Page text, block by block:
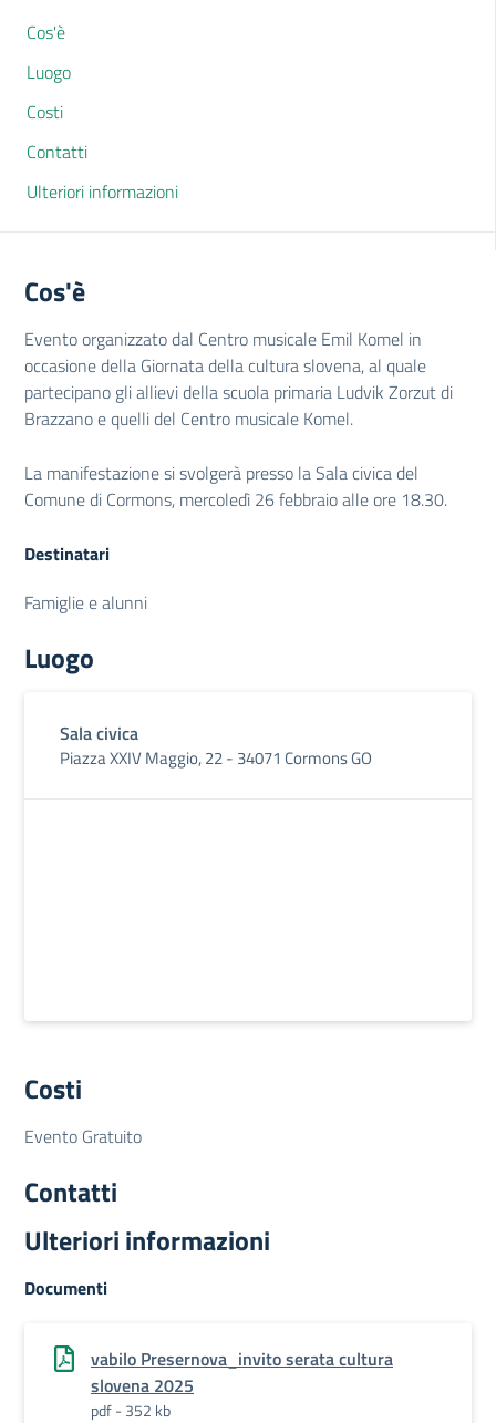
Cos'è
Luogo
Costi
Contatti
Ulteriori informazioni
Cos'è
Evento organizzato dal Centro musicale Emil Komel in
occasione della Giornata della cultura slovena, al quale
partecipano gli allievi della scuola primaria Ludvik Zorzut di
Brazzano e quelli del Centro musicale Komel.
La manifestazione si svolgerà presso la Sala civica del
Comune di Cormons, mercoledì 26 febbraio alle ore 18.30.
Destinatari
Famiglie e alunni
Luogo
Sala civica
Piazza XXIV Maggio, 22 - 34071 Cormons GO
Costi
Evento Gratuito
Contatti
Ulteriori informazioni
Documenti
vabilo Presernova_invito serata cultura
slovena 2025
pdf - 352 kb